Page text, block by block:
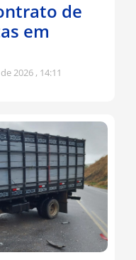
de
em
2026 14:11